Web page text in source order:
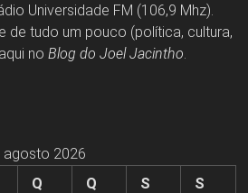
Universidade FM (106,9 Mhz).
de tudo um pouco (política, cultura,
no Blog do Joel Jacintho
agosto 2026
Q Q S
S